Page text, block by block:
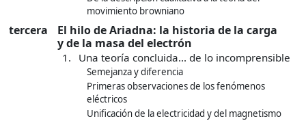
movimiento browniano
tercera
El hilo de Ariadna: la historia de la carga
y de la masa del electrón
1. Una teoría concluida... de lo incomprensible
Semejanza y diferencia
Primeras observaciones de los fenómenos
eléctricos
Unificación de la electricidad y del magnetismo